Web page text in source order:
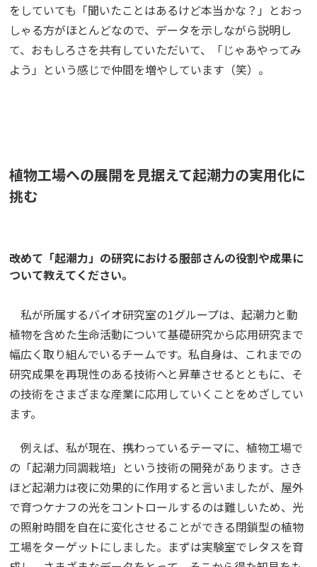
をしていても「聞いたことはあるけど本当かな？」とおっ
しゃる方がほとんどなので、データを示しながら説明し
て、おもしろさを共有していただいて、「じゃあやってみ
よう」という感じで仲間を増やしています（笑）。
植物工場への展開を見据えて起潮力の実用化に
挑む
――改めて「起潮力」の研究における服部さんの役割や成果に
ついて教えてください。
私が所属するバイオ研究室の1グループは、起潮力と動
植物を含めた生命活動について基礎研究から応用研究まで
幅広く取り組んでいるチームです。私自身は、これまでの
研究成果を再現性のある技術へと昇華させるとともに、そ
の技術をさまざまな産業に応用していくことをめざしてい
ます。
例えば、私が現在、携わっているテーマに、植物工場で
の「起潮力同調栽培」という技術の開発があります。さき
ほど起潮力は夜に効果的に作用すると言いましたが、屋外
で育つケナフの光をコントロールするのは難しいため、光
の照射時間を自在に変化させることができる閉鎖型の植物
工場をターゲットにしました。まずは実験室でレタスを育